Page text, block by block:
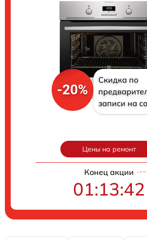
-20%
Скидка по
записи на
Цены на ремонт
Конец акции
01:13:41